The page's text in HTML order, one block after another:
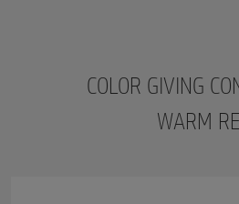
COLOR GIVING
WARM